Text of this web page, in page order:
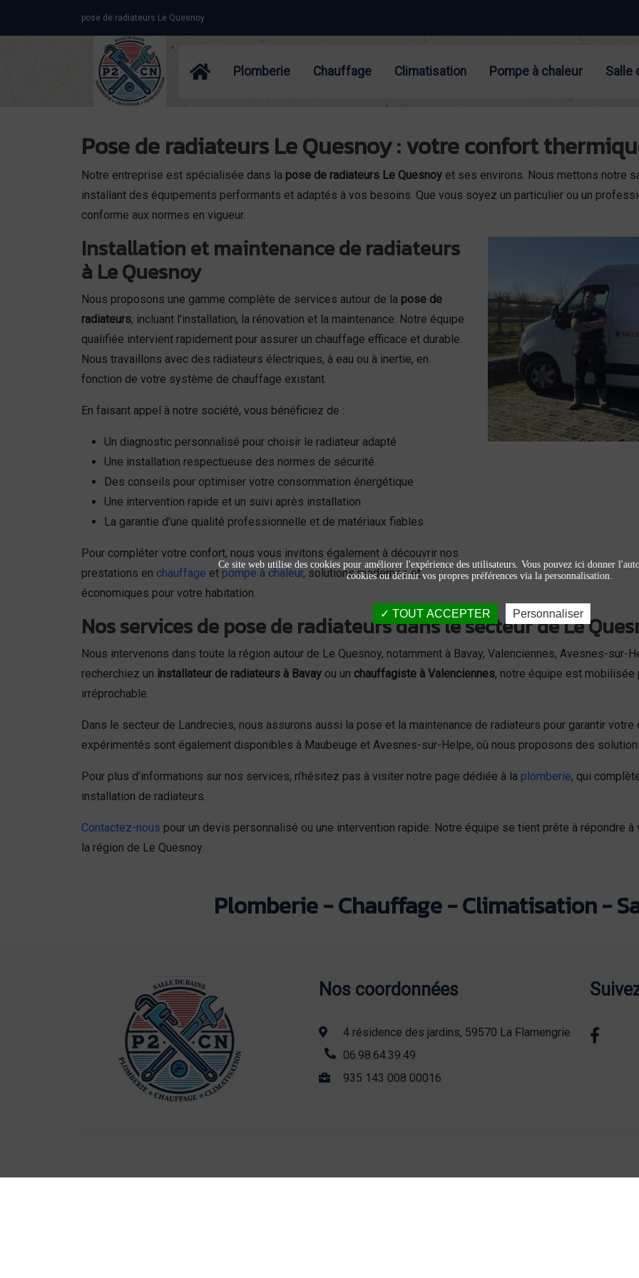
pose de radiateurs Le Quesnoy
Plomberie Chauffage Climatisation Pompe à chaleur Salle
Pose de radiateurs Le Quesnoy : votre confort
Notre entreprise est spécialisée dans la pose de radiateurs Le Quesnoy et ses environs. Nous mettons notre
installant des équipements performants et adaptés à vos besoins. Que vous soyez un particulier ou un
conforme aux normes en vigueur.
Installation et maintenance de radiateurs
à Le Quesnoy
Nous proposons une gamme complète de services autour de la pose de
radiateurs, incluant l’installation, la rénovation et la maintenance. Notre équipe
qualifiée intervient rapidement pour assurer un chauffage efficace et durable.
Nous travaillons avec des radiateurs électriques, à eau ou à inertie, en
fonction de votre système de chauffage existant.
En faisant appel à notre société, vous bénéficiez de :
Un diagnostic personnalisé pour choisir le radiateur adapté
Une installation respectueuse des normes de sécurité
Des conseils pour optimiser votre consommation énergétique
Une intervention rapide et un suivi après installation
La garantie d’une qualité professionnelle et de matériaux fiables
Pour compléter votre confort, nous vous invitons également à découvrir nos
prestations en chauffage et pompe à chaleur, solutions modernes et
économiques pour votre habitation.
Nos services de pose de radiateurs dans le secteur de Le
Nous intervenons dans toute la région autour de Le Quesnoy, notamment à Bavay, Valenciennes, Avesnes-sur-
recherchiez un installateur de radiateurs à Bavay ou un chauffagiste à Valenciennes, notre équipe est
irréprochable.
Dans le secteur de Landrecies, nous assurons aussi la pose et la maintenance de radiateurs pour garantir votre
expérimentés sont également disponibles à Maubeuge et Avesnes-sur-Helpe, où nous proposons des
Pour plus d’informations sur nos services, n’hésitez pas à visiter notre page dédiée à la plomberie, qui
installation de radiateurs.
Contactez-nous pour un devis personnalisé ou une intervention rapide. Notre équipe se tient prête à répondre
la région de Le Quesnoy.
Plomberie - Chauffage - Climatisation -
Nos coordonnées
4 résidence des jardins, 59570 La Flamengrie
06.98.64.39.49
935 143 008 00016
Ce site web utilise des cookies pour améliorer l'expérience des utilisateurs. Vous pouvez ici donner
cookies ou définir vos propres préférences via la personnalisation.
TOUT ACCEPTER Personnaliser